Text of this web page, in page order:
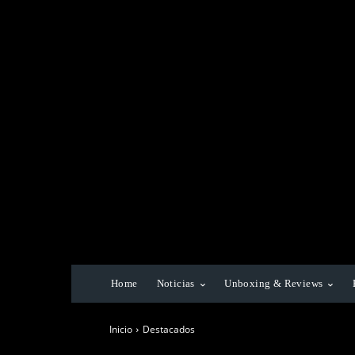
Home Noticias Unboxing & Reviews
Inicio Destacados